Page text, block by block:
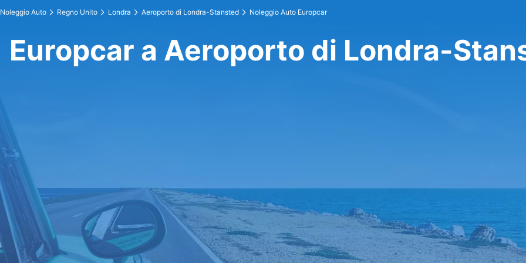
Noleggio Auto Regno Unito Londra Aeroporto di Londra-Stansted Noleggio Auto Europcar
Europcar a Aeroporto di Londra-